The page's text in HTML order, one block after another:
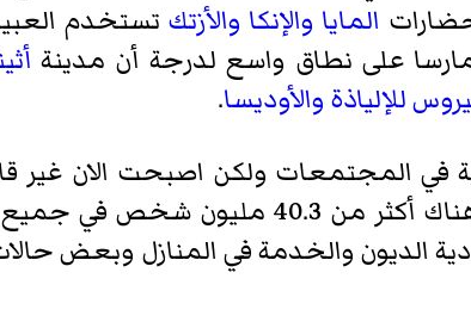
المايا والإنكا والأزتك تستخدم
على نطاق واسع لدرجة أن مدينة
للإلياذة والأوديسا.
في المجتمعات ولكن اصبحت الان غير
وآخر دولة تم إلغاء العبودية فيها هي موريتانيا عام 1981م , ومع ذلك هناك أكثر من 40.3
الديون والخدمة في المنازل وبعض